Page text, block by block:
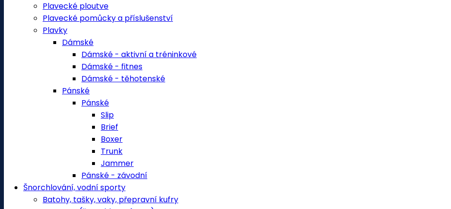
Plavecké ploutve
Plavecké pomůcky a příslušenství
Plavky
Dámské
Dámské - aktivní a tréninkové
Dámské - fitnes
Dámské - těhotenské
Pánské
Pánské
Slip
Brief
Boxer
Trunk
Jammer
Pánské - závodní
Šnorchlování, vodní sporty
Batohy, tašky, vaky, přepravní kufry